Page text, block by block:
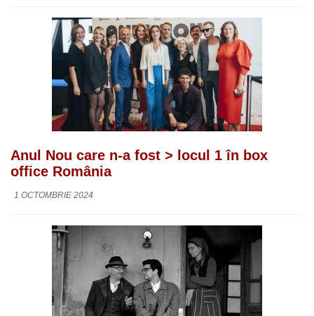
Anul Nou care n-a fost > locul 1 în box
office România
1 OCTOMBRIE 2024